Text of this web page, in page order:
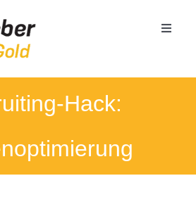
Toggle
Hack: